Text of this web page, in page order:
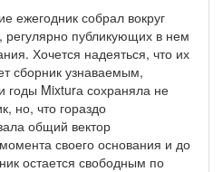
ежегодник собрал вокруг
регулярно публикующих в нем
Хочется надеяться, что их
сборник узнаваемым,
Mixturа сохраняла не
но, что гораздо
общий вектор
своего основания и до
остается свободным по